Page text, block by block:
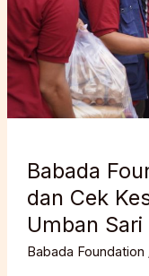
Babada
dan Cek
Umban Sari
Babada Foundation